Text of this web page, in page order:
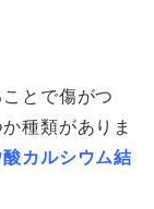
とで傷がつ
種類がありま
酸カルシウム結